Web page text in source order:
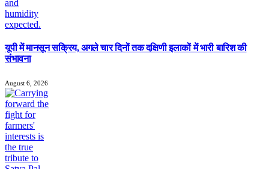
यूपी में मानसून सक्रिय, अगले चार दिनों तक दक्षिणी इलाकों में भारी बारिश की
संभावना
August 6, 2026